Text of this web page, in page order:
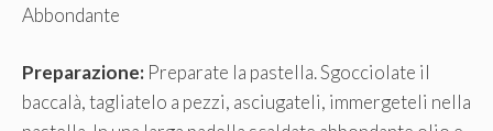
Abbondante
Preparazione: Preparate la pastella. Sgocciolate il
baccalà, tagliatelo a pezzi, asciugateli, immergeteli nella